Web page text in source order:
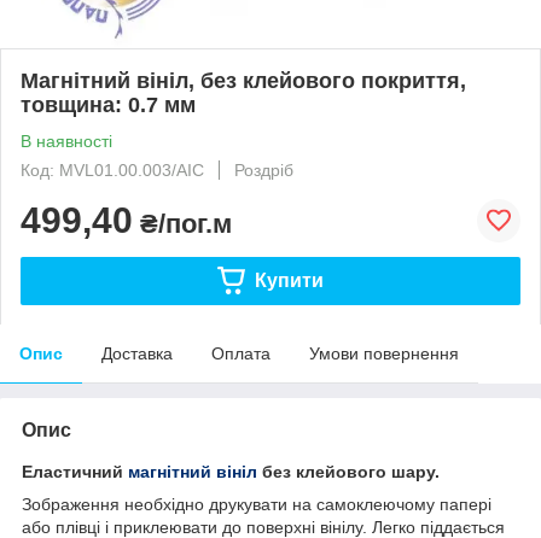
Магнітний вініл, без клейового покриття,
товщина: 0.7 мм
В наявності
Код: MVL01.00.003/AIC
Роздріб
499,40 ₴/пог.м
Купити
Опис Доставка Оплата Умови повернення
Опис
Еластичний магнітний вініл без клейового шару.
Зображення необхідно друкувати на самоклеючому папері
або плівці і приклеювати до поверхні вінілу. Легко піддається